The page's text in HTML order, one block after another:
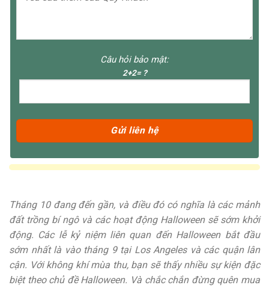
Câu hỏi bảo mật:
2+2= ?
Tháng 10 đang đến gần, và điều đó có nghĩa là các mảnh
đất trồng bí ngô và các hoạt động Halloween sẽ sớm khởi
động. Các lễ kỷ niệm liên quan đến Halloween bắt đầu
sớm nhất là vào tháng 9 tại Los Angeles và các quận lân
cận. Với không khí mùa thu, bạn sẽ thấy nhiều sự kiện đặc
biệt theo chủ đề Halloween. Và chắc chắn đừng quên mua